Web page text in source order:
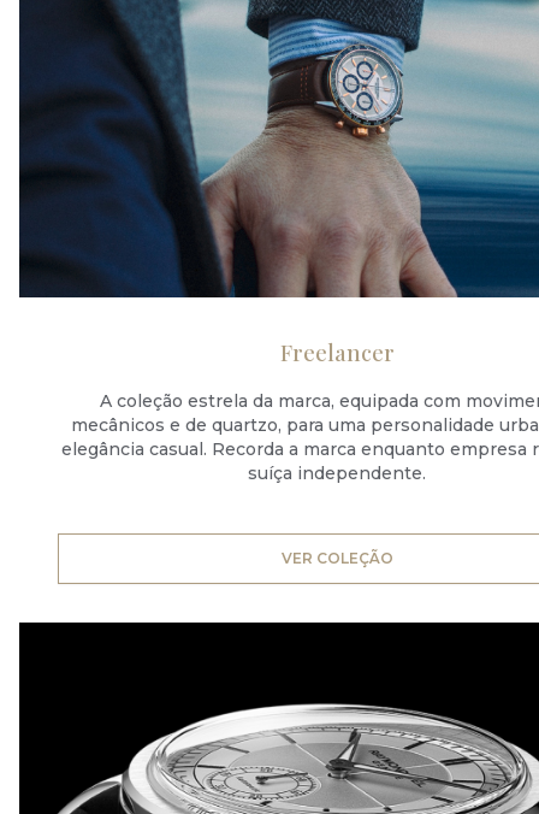
Freelancer
A coleção estrela da marca, equipada com
mecânicos e de quartzo, para uma personalidade
elegância casual. Recorda a marca enquanto empresa
suíça independente.
VER COLEÇÃO